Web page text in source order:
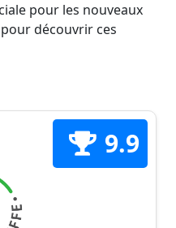
pour les nouveaux
découvrir ces
9.9